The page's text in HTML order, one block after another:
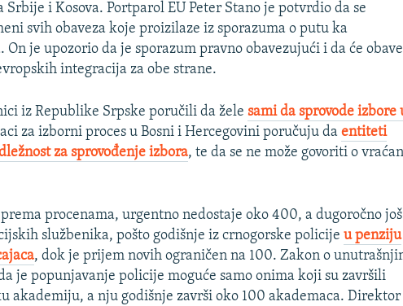
Srbije i Kosova. Portparol EU Peter Stano je potvrdio da se
svih obaveza koje proizilaze iz sporazuma o putu ka
je upozorio da je sporazum pravno obavezujući i da će
integracija za obe strane.
iz Republike Srpske poručili da želesami da sprovode izbore
za izborni proces u Bosni i Hercegovini poručuju daentiteti
za sprovođenje izbora, te da se ne može govoriti o
procenama, urgentno nedostaje oko 400, a dugoročno još
službenika, pošto godišnje iz crnogorske policijeu penziju
, dok je prijem novih ograničen na 100. Zakon o
je popunjavanje policije moguće samo onima koji su završili
akademiju, a nju godišnje završi oko 100 akademaca. Direktor